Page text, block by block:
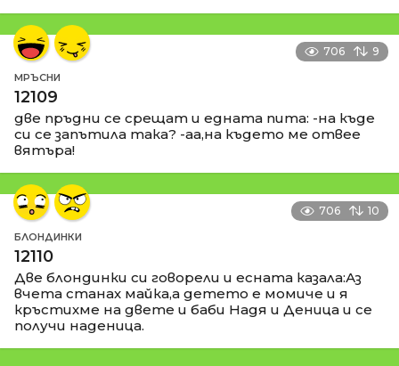
706 9
МРЪСНИ
12109
две пръдни се срещат и едната пита: -на къде
си се запътила така? -аа,на където ме отвее
вятъра!
706 10
БЛОНДИНКИ
12110
Две блондинки си говорели и есната казала:Аз
вчета станах майка,а детето е момиче и я
кръстихме на двете и баби Надя и Деница и се
получи наденица.